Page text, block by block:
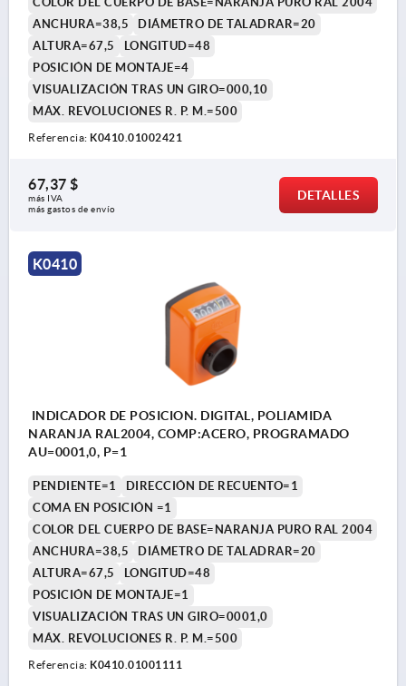
ANCHURA=38,5
DIÁMETRO DE TALADRAR=20
ALTURA=67,5
LONGITUD=48
POSICIÓN DE MONTAJE=4
VISUALIZACIÓN TRAS UN GIRO=000,10
MÁX. REVOLUCIONES R. P. M.=500
Referencia: K0410.01002421
67,37 $
más IVA
más gastos de envío
DETALLES
K0410
INDICADOR DE POSICION. DIGITAL, POLIAMIDA
NARANJA RAL2004, COMP:ACERO, PROGRAMADO
AU=0001,0, P=1
PENDIENTE=1
DIRECCIÓN DE RECUENTO=1
COMA EN POSICIÓN =1
COLOR DEL CUERPO DE BASE=NARANJA PURO RAL 2004
ANCHURA=38,5
DIÁMETRO DE TALADRAR=20
ALTURA=67,5
LONGITUD=48
POSICIÓN DE MONTAJE=1
VISUALIZACIÓN TRAS UN GIRO=0001,0
MÁX. REVOLUCIONES R. P. M.=500
Referencia: K0410.01001111